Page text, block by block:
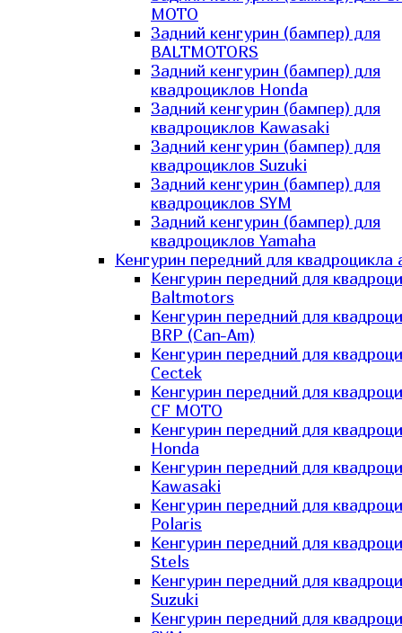
MOTO
Задний кенгурин (бампер) для
BALTMOTORS
Задний кенгурин (бампер) для
квадроциклов Honda
Задний кенгурин (бампер) для
квадроциклов Kawasaki
Задний кенгурин (бампер) для
квадроциклов Suzuki
Задний кенгурин (бампер) для
квадроциклов SYM
Задний кенгурин (бампер) для
квадроциклов Yamaha
Кенгурин передний для квадроцикла
Кенгурин передний для
Baltmotors
Кенгурин передний для
BRP (Can-Am)
Кенгурин передний для
Cectek
Кенгурин передний для
CF MOTO
Кенгурин передний для
Honda
Кенгурин передний для
Kawasaki
Кенгурин передний для
Polaris
Кенгурин передний для
Stels
Кенгурин передний для
Suzuki
Кенгурин передний для